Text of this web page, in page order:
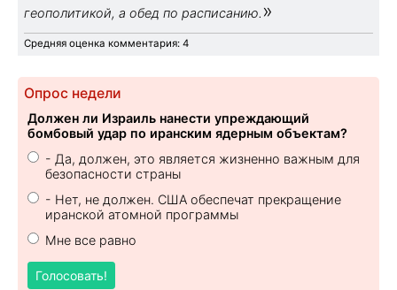
геополитикой, а обед по расписанию. »
Средняя оценка комментария: 4
Опрос недели
Должен ли Израиль нанести упреждающий
бомбовый удар по иранским ядерным объектам?
- Да, должен, это является жизненно важным для
безопасности страны
- Нет, не должен. США обеспечат прекращение
иранской атомной программы
Мне все равно
Голосовать!